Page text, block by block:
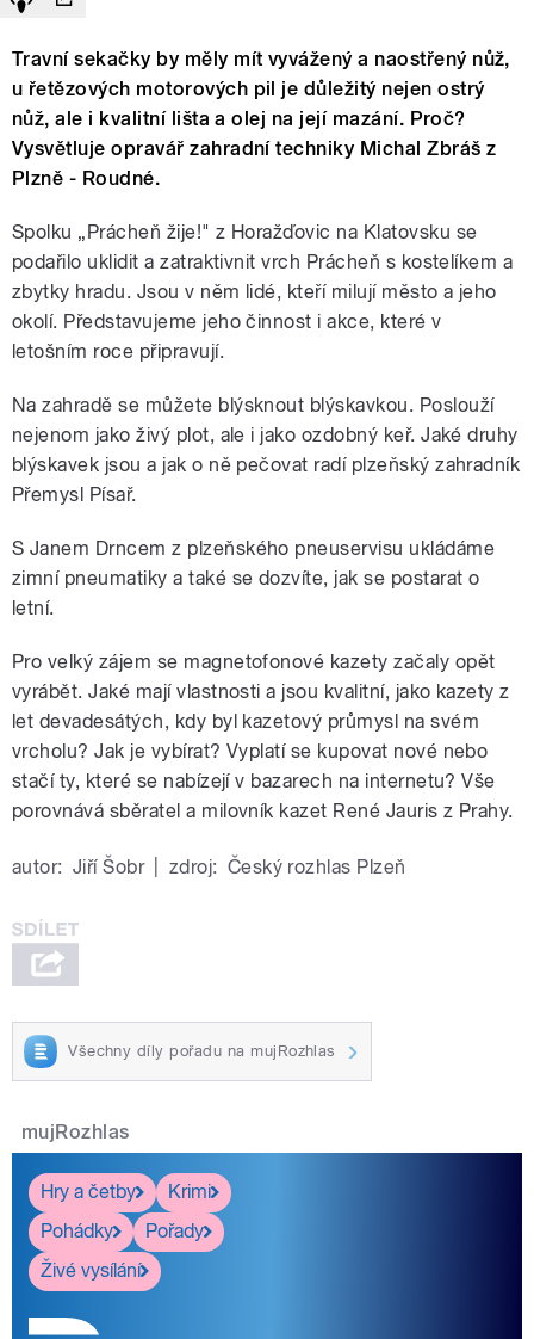
Travní sekačky by měly mít vyvážený a naostřený nůž,
u řetězových motorových pil je důležitý nejen ostrý
nůž, ale i kvalitní lišta a olej na její mazání. Proč?
Vysvětluje opravář zahradní techniky Michal Zbráš z
Plzně - Roudné.
Spolku „Prácheň žije!" z Horažďovic na Klatovsku se
podařilo uklidit a zatraktivnit vrch Prácheň s kostelíkem a
zbytky hradu. Jsou v něm lidé, kteří milují město a jeho
okolí. Představujeme jeho činnost i akce, které v
letošním roce připravují.
Na zahradě se můžete blýsknout blýskavkou. Poslouží
nejenom jako živý plot, ale i jako ozdobný keř. Jaké druhy
blýskavek jsou a jak o ně pečovat radí plzeňský zahradník
Přemysl Písař.
S Janem Drncem z plzeňského pneuservisu ukládáme
zimní pneumatiky a také se dozvíte, jak se postarat o
letní.
Pro velký zájem se magnetofonové kazety začaly opět
vyrábět. Jaké mají vlastnosti a jsou kvalitní, jako kazety z
let devadesátých, kdy byl kazetový průmysl na svém
vrcholu? Jak je vybírat? Vyplatí se kupovat nové nebo
stačí ty, které se nabízejí v bazarech na internetu? Vše
porovnává sběratel a milovník kazet René Jauris z Prahy.
autor: Jiří Šobr zdroj: Český rozhlas Plzeň
Všechny díly pořadu na mujRozhlas
mujRozhlas
Hry a četby
Krimi
Pohádky
Pořady
Živé vysílání